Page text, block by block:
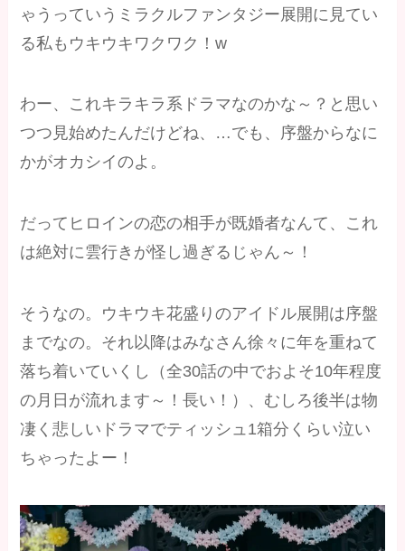
ゃうっていうミラクルファンタジー展開に見てい
る私もウキウキワクワク！w
わー、これキラキラ系ドラマなのかな～？と思い
つつ見始めたんだけどね、…でも、序盤からなに
かがオカシイのよ。
だってヒロインの恋の相手が既婚者なんて、これ
は絶対に雲行きが怪し過ぎるじゃん～！
そうなの。ウキウキ花盛りのアイドル展開は序盤
までなの。それ以降はみなさん徐々に年を重ねて
落ち着いていくし（全30話の中でおよそ10年程度
の月日が流れます～！長い！）、むしろ後半は物
凄く悲しいドラマでティッシュ1箱分くらい泣い
ちゃったよー！